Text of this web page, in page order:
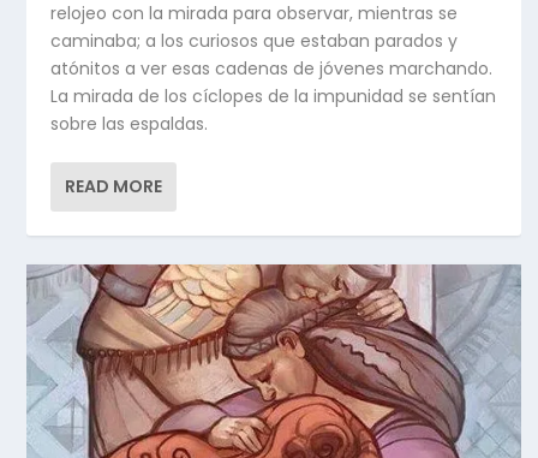
relojeo con la mirada para observar, mientras se
caminaba; a los curiosos que estaban parados y
atónitos a ver esas cadenas de jóvenes marchando.
La mirada de los cíclopes de la impunidad se sentían
sobre las espaldas.
READ MORE